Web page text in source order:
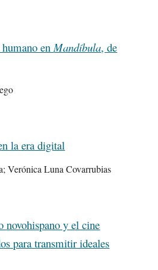
enMandíbula, de
la era digital
Verónica Luna Covarrubias
novohispano y el cine
para transmitir ideales